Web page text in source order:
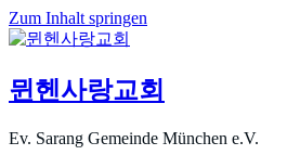
Zum Inhalt springen
뮌헨사랑교회
Ev. Sarang Gemeinde München e.V.